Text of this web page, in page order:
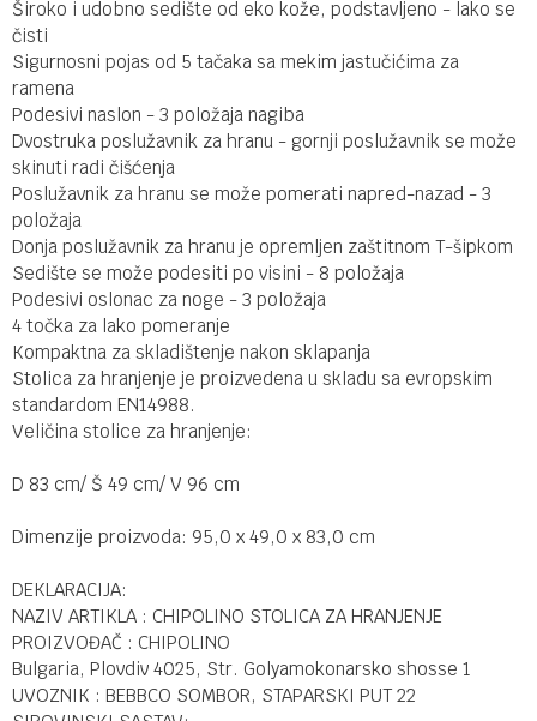
Široko i udobno sedište od eko kože, podstavljeno - lako se
čisti
Sigurnosni pojas od 5 tačaka sa mekim jastučićima za
ramena
Podesivi naslon - 3 položaja nagiba
Dvostruka poslužavnik za hranu - gornji poslužavnik se može
skinuti radi čišćenja
Poslužavnik za hranu se može pomerati napred-nazad - 3
položaja
Donja poslužavnik za hranu je opremljen zaštitnom T-šipkom
Sedište se može podesiti po visini - 8 položaja
Podesivi oslonac za noge - 3 položaja
4 točka za lako pomeranje
Kompaktna za skladištenje nakon sklapanja
Stolica za hranjenje je proizvedena u skladu sa evropskim
standardom EN14988.
Veličina stolice za hranjenje:
D 83 cm/ Š 49 cm/ V 96 cm
Dimenzije proizvoda: 95,0 x 49,0 x 83,0 cm
DEKLARACIJA:
NAZIV ARTIKLA : CHIPOLINO STOLICA ZA HRANJENJE
PROIZVOĐAČ : CHIPOLINO
Bulgaria, Plovdiv 4025, Str. Golyamokonarsko shosse 1
UVOZNIK : BEBBCO SOMBOR, STAPARSKI PUT 22